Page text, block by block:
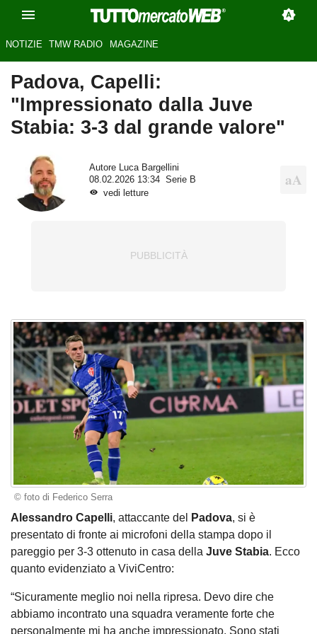
NOTIZIE TMW RADIO MAGAZINE
Padova, Capelli:
"Impressionato dalla Juve
Stabia: 3-3 dal grande valore"
Autore Luca Bargellini
08.02.2026 13:34
Serie B
vedi letture
© foto di Federico Serra
Alessandro Capelli, attaccante del Padova, si è
presentato di fronte ai microfoni della stampa dopo il
pareggio per 3-3 ottenuto in casa della Juve Stabia. Ecco
quanto evidenziato a ViviCentro:
“Sicuramente meglio noi nella ripresa. Devo dire che
abbiamo incontrato una squadra veramente forte che
personalmente mi ha anche impressionato. Sono stati